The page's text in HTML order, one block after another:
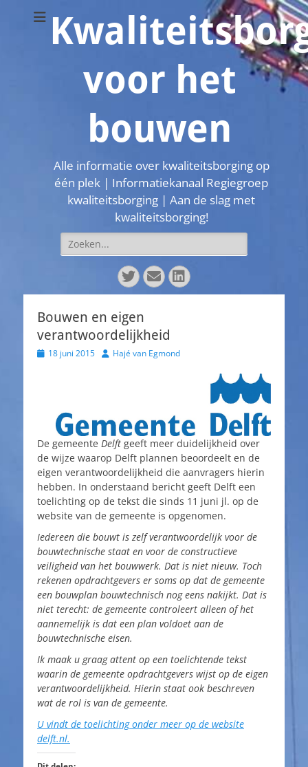
voor het
bouwen
Alle informatie over kwaliteitsborging op
één plek | Informatiekanaal Regiegroep
kwaliteitsborging | Aan de slag met
kwaliteitsborging!
Zoeken
naar:
Twitter
E-
mail
LinkedIn
Bouwen en eigen
verantwoordelijkheid
Geplaatst
18 juni 2015 AuteurHajé van Egmond
De gemeente Delft geeft meer duidelijkheid over
de wijze waarop Delft plannen beoordeelt en de
eigen verantwoordelijkheid die aanvragers hierin
hebben. In onderstaand bericht geeft Delft een
toelichting op de tekst die sinds 11 juni jl. op de
website van de gemeente is opgenomen.
Iedereen die bouwt is zelf verantwoordelijk voor de
bouwtechnische staat en voor de constructieve
veiligheid van het bouwwerk. Dat is niet nieuw. Toch
rekenen opdrachtgevers er soms op dat de gemeente
een bouwplan bouwtechnisch nog eens nakijkt. Dat is
niet terecht: de gemeente controleert alleen of het
aannemelijk is dat een plan voldoet aan de
bouwtechnische eisen.
Ik maak u graag attent op een toelichtende tekst
waarin de gemeente opdrachtgevers wijst op de eigen
verantwoordelijkheid. Hierin staat ook beschreven
wat de rol is van de gemeente.
U vindt de toelichting onder meer op de website
delft.nl.